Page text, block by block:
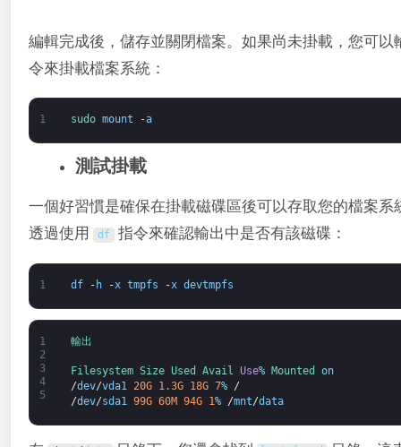
編輯完成後，儲存並關閉檔案。如果尚未掛載，您可以
令來掛載檔案系統：
1 sudo mount -a
測試掛載
一個好習慣是確保在掛載磁碟區後可以存取您的檔案系
透過使用
df 指令來確認輸出中是否有該磁碟：
1 df - h -x tmpfs -x devtmpfs
1
2
3
4
5
輸出
Filesystem Size Used Avail Use% Mounted on
/dev/vda1 20G 1.3G 18G 7%
/
/dev/sda1 99G 60M 94G 1% /mnt/data